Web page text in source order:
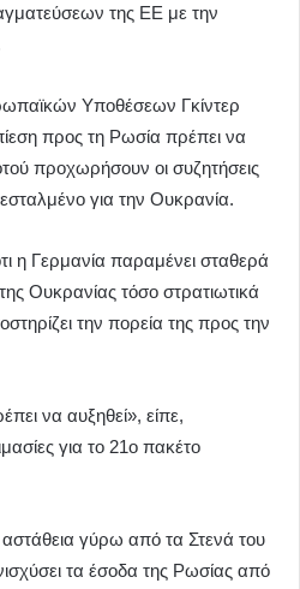
της ΕΕ με την
Υποθέσεων Γκίντερ
προς τη Ρωσία πρέπει να
προχωρήσουν οι συζητήσεις
για την Ουκρανία.
η Γερμανία παραμένει σταθερά
Ουκρανίας τόσο στρατιωτικά
την πορεία της προς την
να αυξηθεί», είπε,
για το 21ο πακέτο
αστάθεια γύρω από τα Στενά του
τα έσοδα της Ρωσίας από